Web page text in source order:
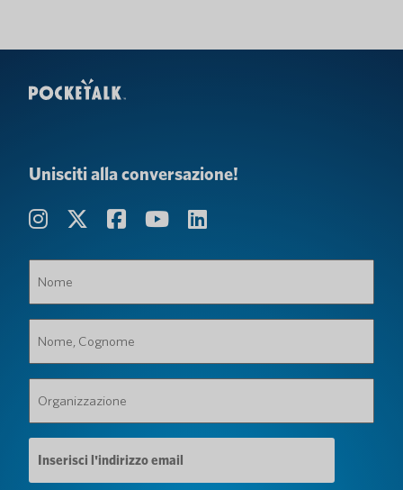
Unisciti alla conversazione!
(Obbligatorio)
Cognome
(Obbligatorio)
(Obbligatorio)
Indirizzo
e-
mail